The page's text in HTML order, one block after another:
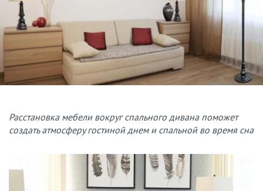
Расстановка мебели вокруг спального дивана поможет
создать атмосферу гостиной днем и спальной во время сна